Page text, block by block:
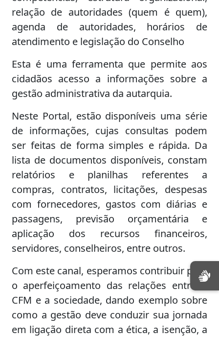
relação de autoridades (quem é quem),
agenda de autoridades, horários de
atendimento e legislação do Conselho
Esta é uma ferramenta que permite aos
cidadãos acesso a informações sobre a
gestão administrativa da autarquia.
Neste Portal, estão disponíveis uma série
de informações, cujas consultas podem
ser feitas de forma simples e rápida. Da
lista de documentos disponíveis, constam
relatórios e planilhas referentes a
compras, contratos, licitações, despesas
com fornecedores, gastos com diárias e
passagens, previsão orçamentária e
aplicação dos recursos financeiros,
servidores, conselheiros, entre outros.
Com este canal, esperamos contribuir para
o aperfeiçoamento das relações entre o
CFM e a sociedade, dando exemplo sobre
como a gestão deve conduzir sua jornada
em ligação direta com a ética, a isenção, a